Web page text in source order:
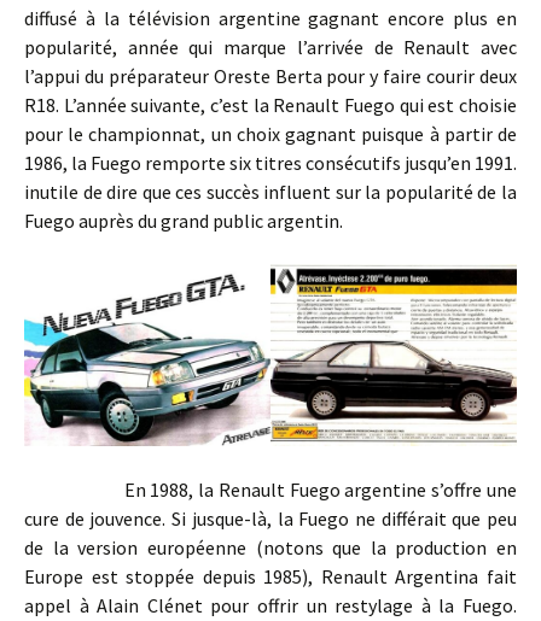
diffusé à la télévision argentine gagnant encore plus en
popularité, année qui marque l’arrivée de Renault avec
l’appui du préparateur Oreste Berta pour y faire courir deux
R18. L’année suivante, c’est la Renault Fuego qui est choisie
pour le championnat, un choix gagnant puisque à partir de
1986, la Fuego remporte six titres consécutifs jusqu’en 1991.
inutile de dire que ces succès influent sur la popularité de la
Fuego auprès du grand public argentin.
En 1988, la Renault Fuego argentine s’offre une
cure de jouvence. Si jusque-là, la Fuego ne différait que peu
de la version européenne (notons que la production en
Europe est stoppée depuis 1985), Renault Argentina fait
appel à Alain Clénet pour offrir un restylage à la Fuego.